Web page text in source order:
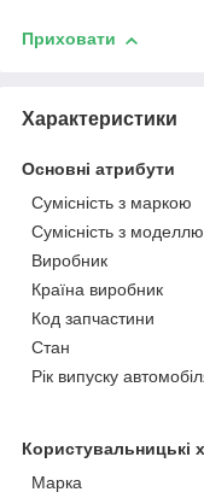
Приховати
Характеристики
Основні атрибути
Сумісність з маркою
Сумісність з моделлю
Виробник
Країна виробник
Код запчастини
Стан
Рік випуску
Користувальницькі
Марка